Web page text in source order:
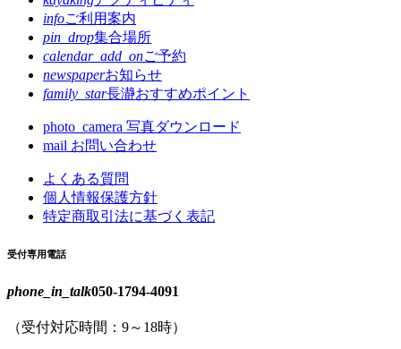
infoご利用案内
pin_drop集合場所
calendar_add_onご予約
newspaperお知らせ
family_star長瀞おすすめポイント
photo_camera 写真ダウンロード
mail お問い合わせ
よくある質問
個人情報保護方針
特定商取引法に基づく表記
受付専用電話
phone_in_talk050-1794-4091
（受付対応時間：9～18時）